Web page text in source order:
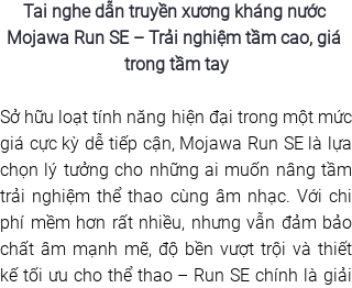
Tai nghe dẫn truyền xương kháng nước
Mojawa Run SE – Trải nghiệm tầm cao, giá
trong tầm tay
Sở hữu loạt tính năng hiện đại trong một mức
giá cực kỳ dễ tiếp cận, Mojawa Run SE là lựa
chọn lý tưởng cho những ai muốn nâng tầm
trải nghiệm thể thao cùng âm nhạc. Với chi
phí mềm hơn rất nhiều, nhưng vẫn đảm bảo
chất âm mạnh mẽ, độ bền vượt trội và thiết
kế tối ưu cho thể thao – Run SE chính là giải